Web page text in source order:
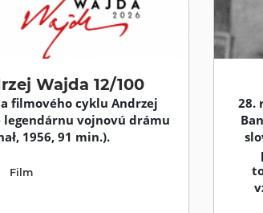
Wajda 12/100
filmového cyklu Andrzej
legendárnu vojnovú drámu
1956, 91 min.).
Film
28.